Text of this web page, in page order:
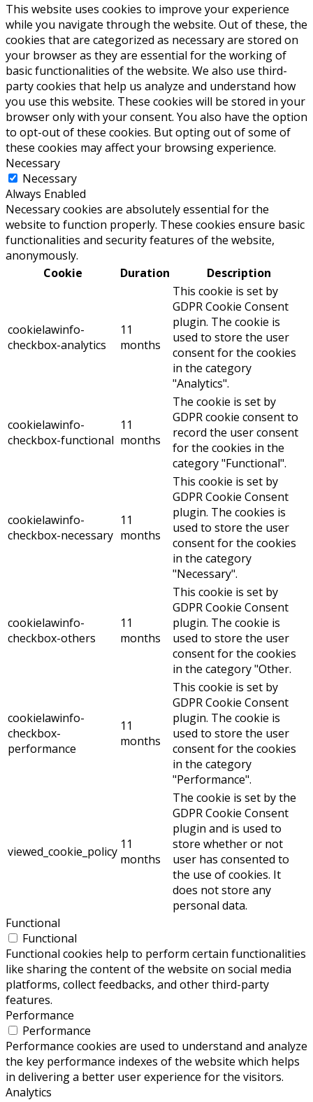
This website uses cookies to improve your experience
while you navigate through the website. Out of these, the
cookies that are categorized as necessary are stored on
your browser as they are essential for the working of
basic functionalities of the website. We also use third-
party cookies that help us analyze and understand how
you use this website. These cookies will be stored in your
browser only with your consent. You also have the option
to opt-out of these cookies. But opting out of some of
these cookies may affect your browsing experience.
Necessary
Necessary
Always Enabled
Necessary cookies are absolutely essential for the
website to function properly. These cookies ensure basic
functionalities and security features of the website,
anonymously.
Cookie
Duration Description
cookielawinfo-
checkbox-analytics
11
months
This cookie is set by
GDPR Cookie Consent
plugin. The cookie is
used to store the user
consent for the cookies
in the category
"Analytics".
cookielawinfo-
checkbox-functional
11
months
The cookie is set by
GDPR cookie consent to
record the user consent
for the cookies in the
category "Functional".
cookielawinfo-
checkbox-necessary
11
months
This cookie is set by
GDPR Cookie Consent
plugin. The cookies is
used to store the user
consent for the cookies
in the category
"Necessary".
cookielawinfo-
checkbox-others
11
months
This cookie is set by
GDPR Cookie Consent
plugin. The cookie is
used to store the user
consent for the cookies
in the category "Other.
cookielawinfo-
checkbox-
performance
11
months
This cookie is set by
GDPR Cookie Consent
plugin. The cookie is
used to store the user
consent for the cookies
in the category
"Performance".
viewed_cookie_policy 11
months
The cookie is set by the
GDPR Cookie Consent
plugin and is used to
store whether or not
user has consented to
the use of cookies. It
does not store any
personal data.
Functional
Functional
Functional cookies help to perform certain functionalities
like sharing the content of the website on social media
platforms, collect feedbacks, and other third-party
features.
Performance
Performance
Performance cookies are used to understand and analyze
the key performance indexes of the website which helps
in delivering a better user experience for the visitors.
Analytics